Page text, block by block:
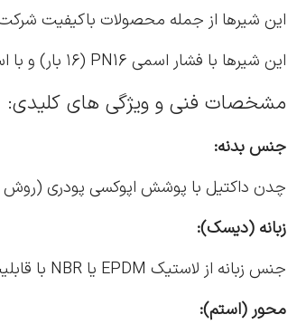
این شیرها از جمله محصولات باکیفیت
این شیرها با فشار اسمی PN16 (۱۶ بار) و با استفاده از زبانه لاستیکی (Resilient Seat) ساخته میشوند که عملکردی بهینه در آببندی و دوام بالا ارائه میدهد.
مشخصات فنی و ویژگی های کلیدی:
جنس بدنه:
چدن داکتیل با پوشش اپوکسی پودری (روش
زبانه (دیسک):
جنس زبانه از لاستیک EPDM یا NBR با قابلیت انعطافپذیری بالا، تضمینکننده آببندی کامل حتی در فشارهای متغیر.
محور (استم):